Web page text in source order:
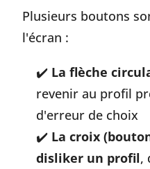
Plusieurs boutons
l'écran :
La flèche
revenir au profil
d'erreur de choix
La croix
disliker un profil,